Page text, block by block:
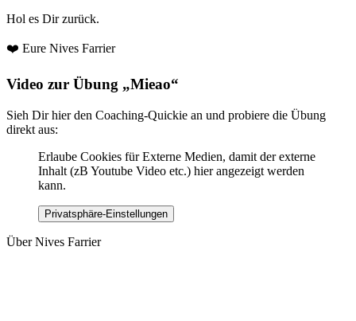
Hol es Dir zurück.
❤️ Eure Nives Farrier
Video zur Übung „Mieao“
Sieh Dir hier den Coaching-Quickie an und probiere die Übung
direkt aus:
Erlaube Cookies für Externe Medien, damit der externe
Inhalt (zB Youtube Video etc.) hier angezeigt werden
kann.
Privatsphäre-Einstellungen
Über Nives Farrier